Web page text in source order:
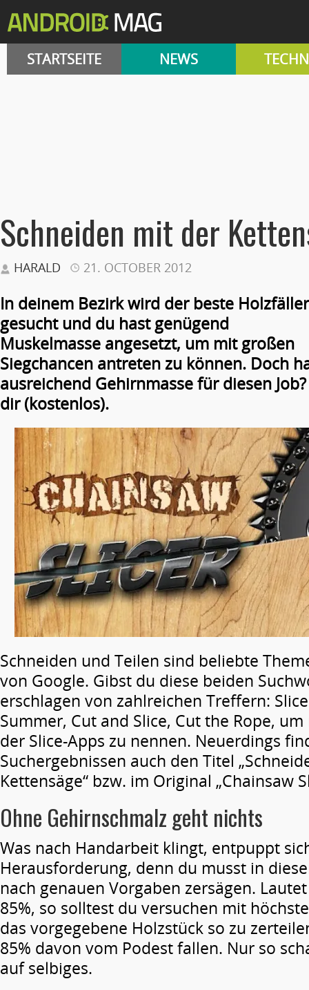
STARTSEITE NEWS
Schneiden mit der
HARALD 21. OCTOBER 2012
In deinem Bezirk wird der beste Holzfäller
gesucht und du hast genügend
Muskelmasse angesetzt, um mit großen
Siegchancen antreten zu können. Doch
ausreichend Gehirnmasse für diesen
dir (kostenlos).
Schneiden und Teilen sind beliebte
von Google. Gibst du diese beiden
erschlagen von zahlreichen Treffern:
Summer, Cut and Slice, Cut the Rope,
der Slice-Apps zu nennen. Neuerdings
Suchergebnissen auch den Titel
Kettensäge“ bzw. im Original „Chainsaw
Ohne Gehirnschmalz geht nichts
Was nach Handarbeit klingt, entpuppt
Herausforderung, denn du musst in
nach genauen Vorgaben zersägen.
85%, so solltest du versuchen mit
das vorgegebene Holzstück so zu
85% davon vom Podest fallen. Nur so
auf selbiges.